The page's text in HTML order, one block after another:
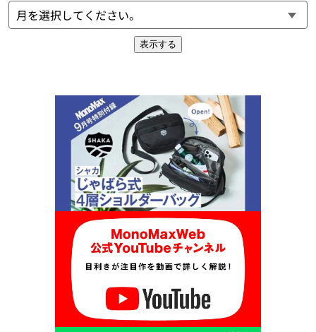
表示する